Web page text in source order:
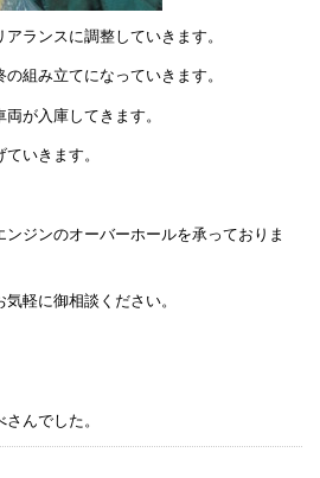
ランスに調整していきます。
組み立てになっていきます。
が入庫してきます。
いきます。
ジンのオーバーホールを承っておりま
軽に御相談ください。
んでした。